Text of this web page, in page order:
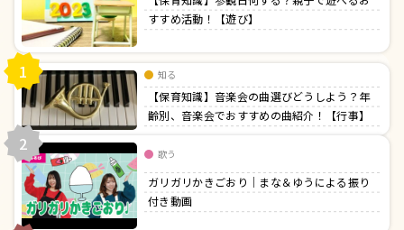
すすめ活動！【遊び】
1 知る
【保育知識】音楽会の曲選びどうしよう？年
齢別、音楽会でおすすめの曲紹介！【行事】
2 歌う
ガリガリかきごおり｜まな＆ゆうによる振り
付き動画